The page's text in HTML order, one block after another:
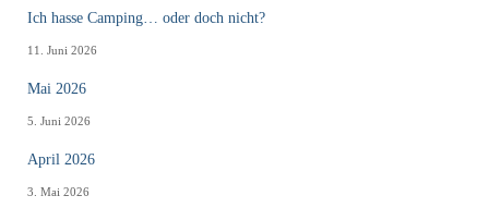
Ich hasse Camping… oder doch nicht?
11. Juni 2026
Mai 2026
5. Juni 2026
April 2026
3. Mai 2026